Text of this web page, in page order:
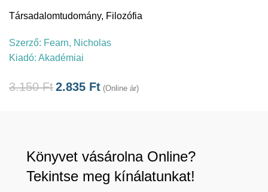
Társadalomtudomány, Filozófia
Szerző: Fearn, Nicholas
Kiadó: Akadémiai
3.150Ft2.835 Ft (Online ár)
Könyvet vásárolna Online?
Tekintse meg kínálatunkat!